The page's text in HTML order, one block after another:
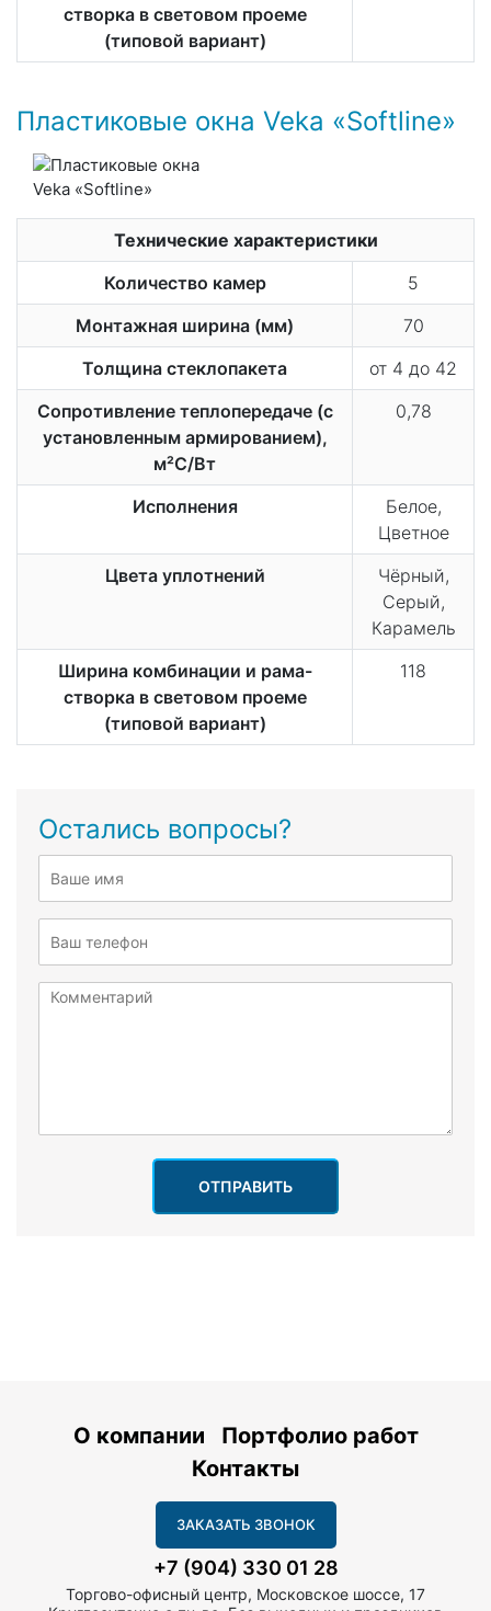
створка в световом проеме
(типовой вариант)
Пластиковые окна Veka «Softline»
Технические характеристики
Количество камер
5
Монтажная ширина (мм)
70
Толщина стеклопакета
от 4 до 42
Сопротивление теплопередаче (с
установленным армированием),
м²С/Вт
0,78
Исполнения
Белое,
Цветное
Цвета уплотнений
Чёрный,
Серый,
Карамель
Ширина комбинации и рама-
створка в световом проеме
(типовой вариант)
118
Остались вопросы?
ОТПРАВИТЬ
О компании
Портфолио работ
Контакты
ЗАКАЗАТЬ ЗВОНОК
+7 (904) 330 01 28
Торгово-офисный центр, Московское шоссе, 17